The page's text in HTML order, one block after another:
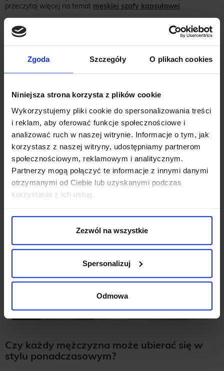
Zgoda Szczegóły O plikach cookies
Niniejsza strona korzysta z plików cookie
Wykorzystujemy pliki cookie do spersonalizowania treści
i reklam, aby oferować funkcje społecznościowe i
analizować ruch w naszej witrynie. Informacje o tym, jak
korzystasz z naszej witryny, udostępniamy partnerom
społecznościowym, reklamowym i analitycznym.
Partnerzy mogą połączyć te informacje z innymi danymi
otrzymanymi od Ciebie lub uzyskanymi podczas
korzystania z ich usług.
Zezwól na wszystkie
Spersonalizuj
Odmowa
przeczytaj więcej na temat męskiej szafy kapsułowej.
Czy każdy mężczyzna może ubierać się w
stylu ponadczasowym?